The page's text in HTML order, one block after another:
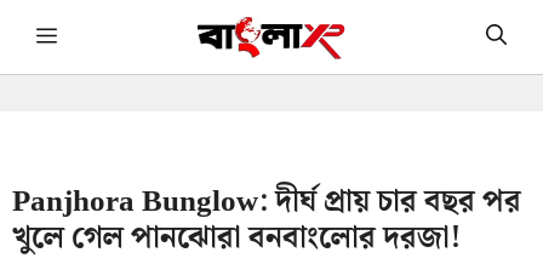
Skip Menu
Panjhora Bunglow: দীর্ঘ প্রায় চার বছর পর
খুলে গেল পানঝোরা বনবাংলোর দরজা!